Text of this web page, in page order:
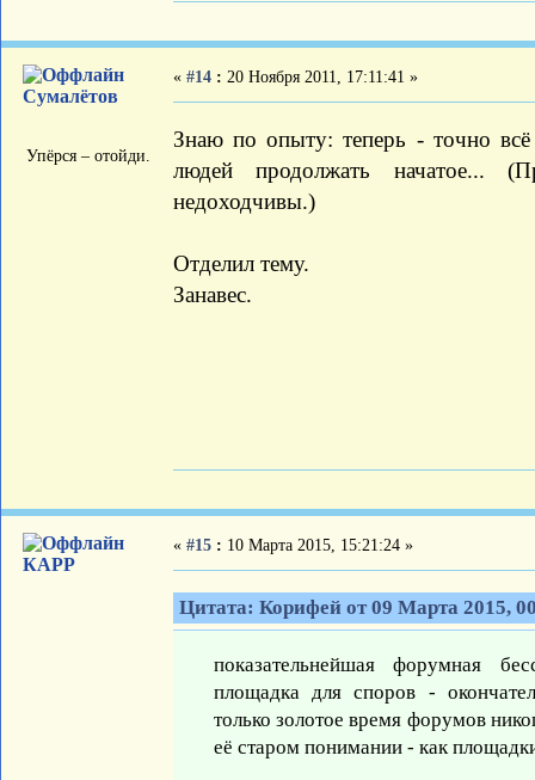
Сумалётов
Упёрся – отойди.
« #14 : 20 Ноября 2011, 17:11:41 »
Знаю по опыту: теперь - точно
людей продолжать начатое...
недоходчивы.)
Отделил тему.
Занавес.
КАРР
« #15 : 10 Марта 2015, 15:21:24 »
Цитата: Корифей от 09 Марта 2015,
показательнейшая форумная
площадка для споров -
только золотое время форумов
её старом понимании - как